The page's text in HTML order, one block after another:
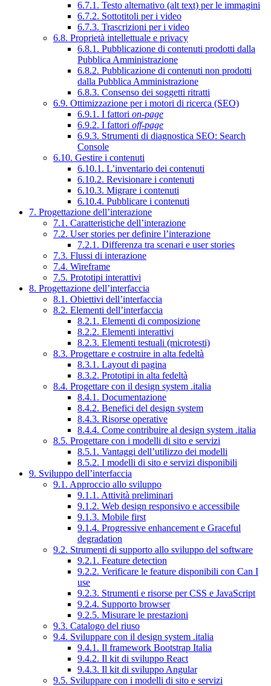
6.7.1. Testo alternativo (alt text) per le immagini
6.7.2. Sottotitoli per i video
6.7.3. Trascrizioni per i video
6.8. Proprietà intellettuale e privacy
6.8.1. Pubblicazione di contenuti prodotti dalla
Pubblica Amministrazione
6.8.2. Pubblicazione di contenuti non prodotti
dalla Pubblica Amministrazione
6.8.3. Consenso dei soggetti ritratti
6.9. Ottimizzazione per i motori di ricerca (SEO)
6.9.1. I fattori on-page
6.9.2. I fattori off-page
6.9.3. Strumenti di diagnostica SEO: Search
Console
6.10. Gestire i contenuti
6.10.1. L’inventario dei contenuti
6.10.2. Revisionare i contenuti
6.10.3. Migrare i contenuti
6.10.4. Pubblicare i contenuti
7. Progettazione dell’interazione
7.1. Caratteristiche dell’interazione
7.2. User stories per definire l’interazione
7.2.1. Differenza tra scenari e user stories
7.3. Flussi di interazione
7.4. Wireframe
7.5. Prototipi interattivi
8. Progettazione dell’interfaccia
8.1. Obiettivi dell’interfaccia
8.2. Elementi dell’interfaccia
8.2.1. Elementi di composizione
8.2.2. Elementi interattivi
8.2.3. Elementi testuali (microtesti)
8.3. Progettare e costruire in alta fedeltà
8.3.1. Layout di pagina
8.3.2. Prototipi in alta fedeltà
8.4. Progettare con il design system .italia
8.4.1. Documentazione
8.4.2. Benefici del design system
8.4.3. Risorse operative
8.4.4. Come contribuire al design system .italia
8.5. Progettare con i modelli di sito e servizi
8.5.1. Vantaggi dell’utilizzo dei modelli
8.5.2. I modelli di sito e servizi disponibili
9. Sviluppo dell’interfaccia
9.1. Approccio allo sviluppo
9.1.1. Attività preliminari
9.1.2. Web design responsivo e accessibile
9.1.3. Mobile first
9.1.4. Progressive enhancement e Graceful
degradation
9.2. Strumenti di supporto allo sviluppo del software
9.2.1. Feature detection
9.2.2. Verificare le feature disponibili con Can I
use
9.2.3. Strumenti e risorse per CSS e JavaScript
9.2.4. Supporto browser
9.2.5. Misurare le prestazioni
9.3. Catalogo del riuso
9.4. Sviluppare con il design system .italia
9.4.1. Il framework Bootstrap Italia
9.4.2. Il kit di sviluppo React
9.4.3. Il kit di sviluppo Angular
9.5. Sviluppare con i modelli di sito e servizi